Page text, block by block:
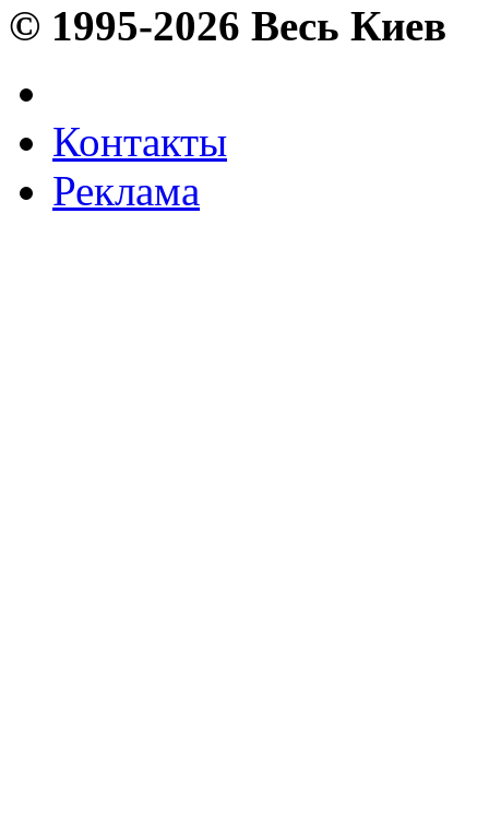
© 1995-2026 Весь Киев
Контакты
Реклама